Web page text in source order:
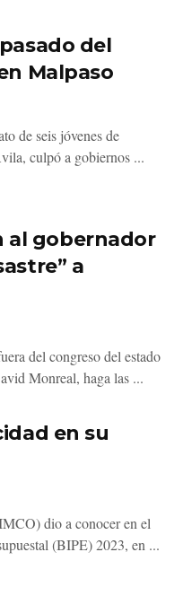
del
Malpaso
de seis jóvenes de
culpó a gobiernos ...
al gobernador
a
del congreso del estado
Monreal, haga las ...
en su
dio a conocer en el
(BIPE) 2023, en ...